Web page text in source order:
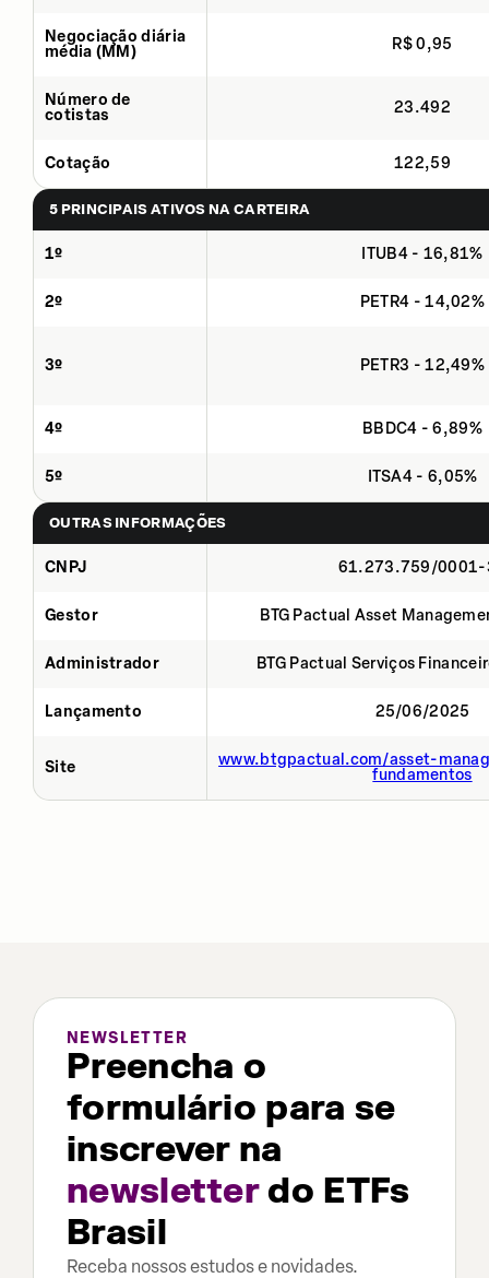
Negociação diária
média (MM)
R$ 0,95
Número de
cotistas
23.492
Cotação 122,59
5 PRINCIPAIS ATIVOS NA CARTEIRA
1º ITUB4 - 16,81%
2º PETR4 - 14,02%
3º PETR3 - 12,49%
4º BBDC4 - 6,89%
5º ITSA4 - 6,05%
OUTRAS INFORMAÇÕES
CNPJ 61.273.759/0001-
Gestor BTG Pactual Asset
Administrador BTG Pactual Serviços
Lançamento 25/06/2025
Site
www.btgpactual.com/asset-
fundamentos
NEWSLETTER
Preencha o
formulário para se
inscrever na
newsletterdo ETFs
Brasil
Receba nossos estudos e novidades.